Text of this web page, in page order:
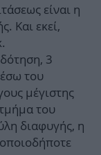
είναι η
Και εκεί,
3
του
μέγιστης
του
διαφυγής, η